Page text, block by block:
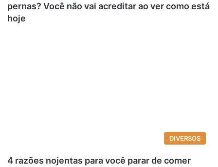
pernas? Você não vai acreditar ao ver como está
hoje
DIVERSOS
4 razões nojentas para você parar de comer